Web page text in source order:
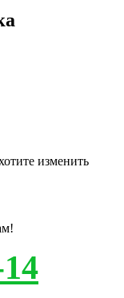
изменить